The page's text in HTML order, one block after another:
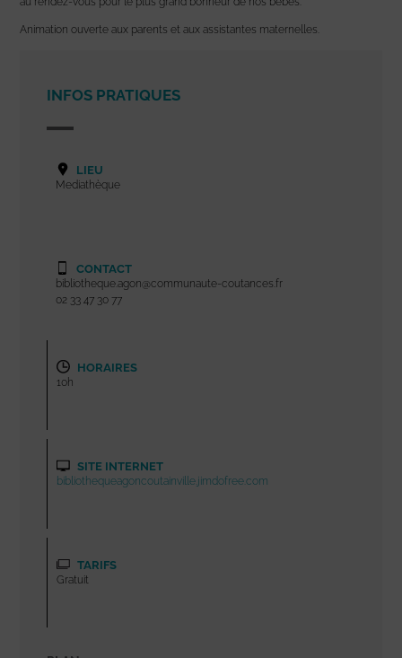
Animation ouverte aux parents et aux assistantes maternelles.
INFOS PRATIQUES
LIEU
Mediathèque
CONTACT
bibliotheque.agon@communaute-coutances.fr
02 33 47 30 77
HORAIRES
10h
SITE INTERNET
bibliothequeagoncoutainville.jimdofree.com
TARIFS
Gratuit